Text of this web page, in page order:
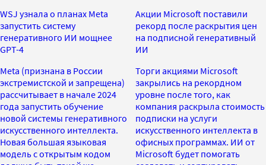
WSJ узнала о планах Meta
запустить систему
генеративного ИИ мощнее
GPT-4
Meta (признана в России
экстремистской и запрещена)
рассчитывает в начале 2024
года запустить обучение
новой системы генеративного
искусственного интеллекта.
Новая большая языковая
модель с открытым кодом
Акции Microsoft поставили
рекорд после раскрытия цен
на подписной генеративный
ИИ
Торги акциями Microsoft
закрылись на рекордном
уровне после того, как
компания раскрыла стоимость
подписки на услуги
искусственного интеллекта в
офисных программах. ИИ от
Microsoft будет помогать